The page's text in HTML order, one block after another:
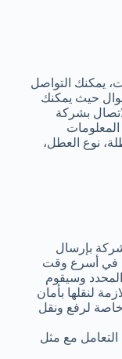
يمكنك التواصل
حيث يمكنك
بشركة
نوع العطل،
بإرسال
في أسرع وقت
وسيقوم
لنقلها بأمان
لرفع ونقل
مع مثل